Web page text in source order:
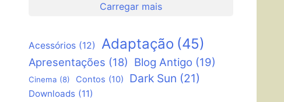
Carregar mais
Acessórios (12) Adaptação (45)
Apresentações (18) Blog Antigo (19)
Cinema (8) Contos (10) Dark Sun (21)
Downloads (11)